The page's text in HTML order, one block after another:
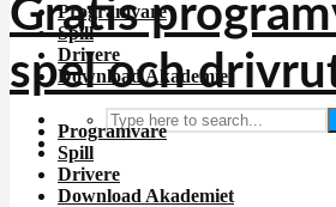
Programvare
Spill
Drivere
Download Akademiet
Programvare
Spill
Drivere
Download Akademiet